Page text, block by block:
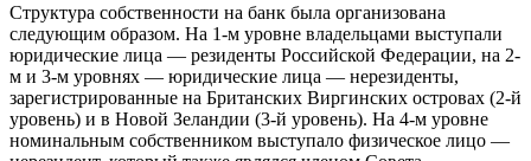
Структура собственности на банк была организована
следующим образом. На 1-м уровне владельцами выступали
юридические лица — резиденты Российской Федерации, на 2-
м и 3-м уровнях — юридические лица — нерезиденты,
зарегистрированные на Британских Виргинских островах (2-й
уровень) и в Новой Зеландии (3-й уровень). На 4-м уровне
номинальным собственником выступало физическое лицо —